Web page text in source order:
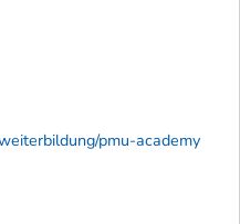
pmu-academy